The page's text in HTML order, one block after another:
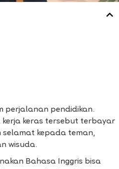
perjalanan pendidikan.
keras tersebut terbayar
selamat kepada teman,
wisuda.
Bahasa Inggris bisa